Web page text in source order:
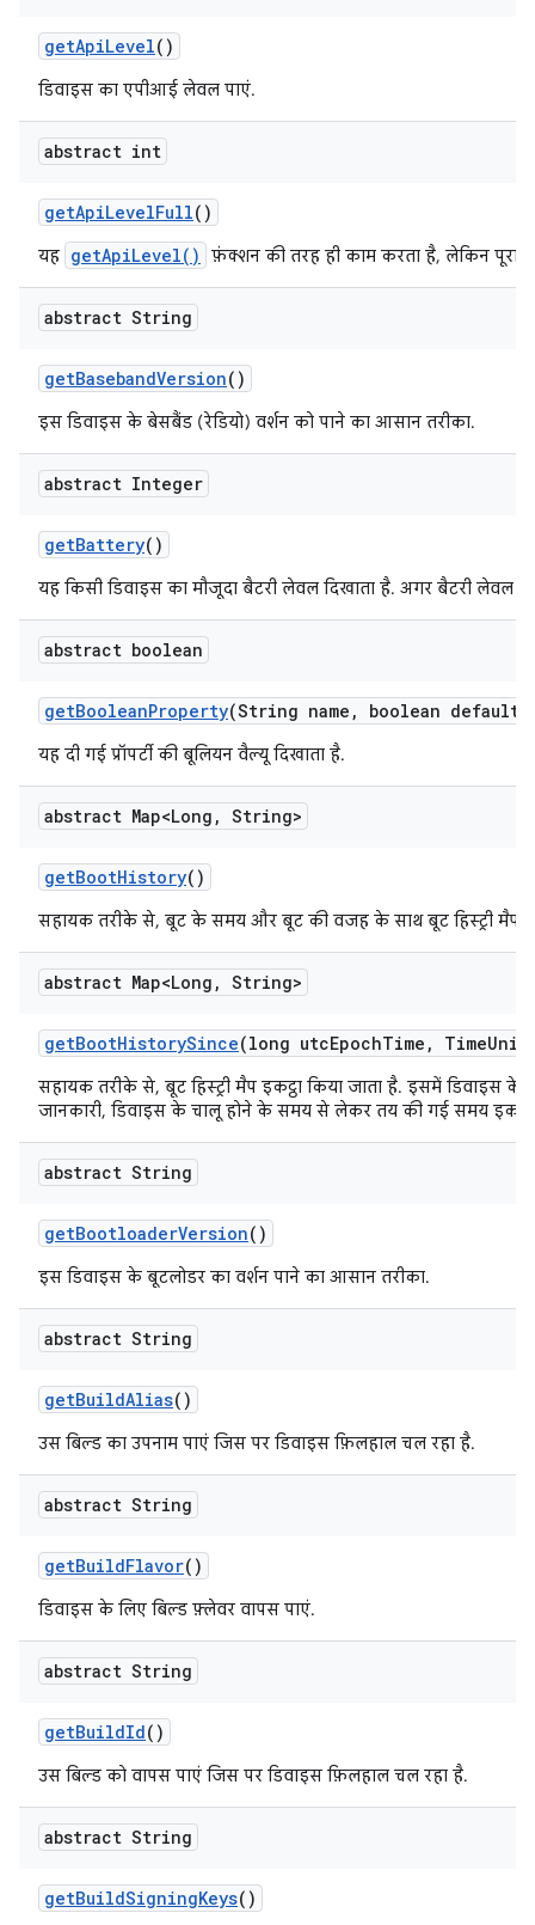
getApiLevel()
डिवाइस का एपीआई लेवल पाएं.
abstract int
getApiLevelFull()
यह getApiLevel() फ़ंक्शन की तरह ही काम करता है, लेकिन पूरा
abstract String
getBasebandVersion()
इस डिवाइस के बेसबैंड (रेडियो) वर्शन को पाने का आसान तरीका.
abstract Integer
getBattery()
यह किसी डिवाइस का मौजूदा बैटरी लेवल दिखाता है. अगर बैटरी लेवल
abstract boolean
getBooleanProperty(String name , boolean default
यह दी गई प्रॉपर्टी की बूलियन वैल्यू दिखाता है.
abstract Map<Long , String>
getBootHistory()
सहायक तरीके से, बूट के समय और बूट की वजह के साथ बूट हिस्ट्री मैप
abstract Map<Long , String>
getBootHistorySince(long utcEpochTime , TimeUnit
सहायक तरीके से, बूट हिस्ट्री मैप इकट्ठा किया जाता है. इसमें डिवाइस
जानकारी, डिवाइस के चालू होने के समय से लेकर तय की गई समय
abstract String
getBootloaderVersion()
इस डिवाइस के बूटलोडर का वर्शन पाने का आसान तरीका.
abstract String
getBuildAlias()
उस बिल्ड का उपनाम पाएं जिस पर डिवाइस फ़िलहाल चल रहा है.
abstract String
getBuildFlavor()
डिवाइस के लिए बिल्ड फ़्लेवर वापस पाएं.
abstract String
getBuildId()
उस बिल्ड को वापस पाएं जिस पर डिवाइस फ़िलहाल चल रहा है.
abstract String
getBuildSigningKeys()